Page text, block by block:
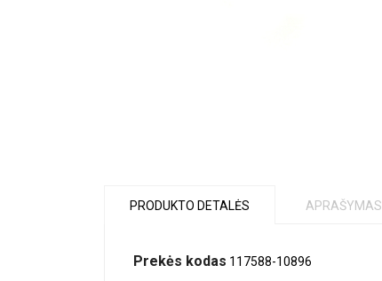
PRODUKTO DETALĖS APRAŠYMAS
Prekės kodas 117588-10896